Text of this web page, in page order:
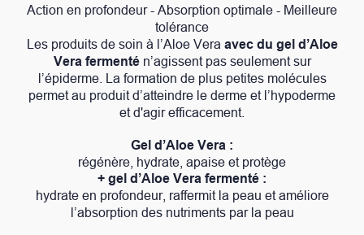
Action en profondeur - Absorption optimale - Meilleure
tolérance
Les produits de soin à l’Aloe Vera avec du gel d’Aloe
Vera fermentén’agissent pas seulement sur
l’épiderme. La formation de plus petites molécules
permet au produit d’atteindre le derme et l’hypoderme
et d'agir efficacement.
Gel d’Aloe Vera :
régénère, hydrate, apaise et protège
+ gel d’Aloe Vera fermenté :
hydrate en profondeur, raffermit la peau et améliore
l’absorption des nutriments par la peau